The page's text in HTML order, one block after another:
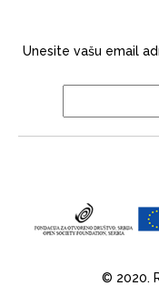
Unesite vašu email
© 2020.